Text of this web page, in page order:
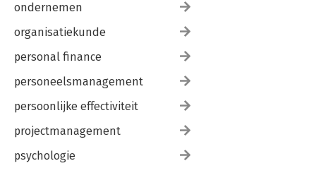
ondernemen
organisatiekunde
personal finance
personeelsmanagement
persoonlijke effectiviteit
projectmanagement
psychologie